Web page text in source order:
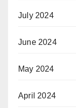
July 2024
June 2024
May 2024
April 2024